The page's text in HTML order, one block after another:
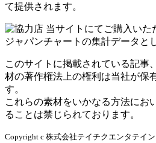
て提供されます。
当サイトにてご購入いた
ジャパンチャートの集計データと
このサイトに掲載されている記事
材の著作権法上の権利は当社が保
す。
これらの素材をいかなる方法にお
ることは禁じられております。
Copyright c 株式会社テイチクエンタテイ